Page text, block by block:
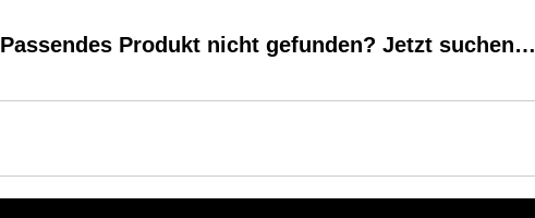
Passendes Produkt nicht gefunden? Jetzt suchen…